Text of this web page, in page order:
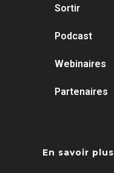
Sortir
Podcast
Webinaires
Partenaires
En savoir plus